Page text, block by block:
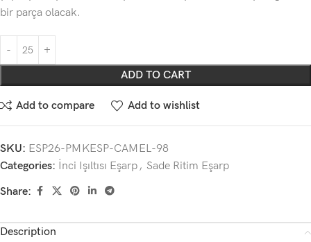
bir parça olacak.
ADD TO CART
Add to compare Add to wishlist
SKU: ESP26-PMKESP-CAMEL-98
Categories: İnci Işıltısı Eşarp, Sade Ritim Eşarp
Share:
Description